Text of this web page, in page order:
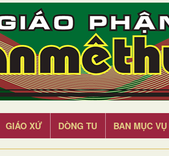
GIÁO XỨ DÒNG TU BAN MỤC VỤ